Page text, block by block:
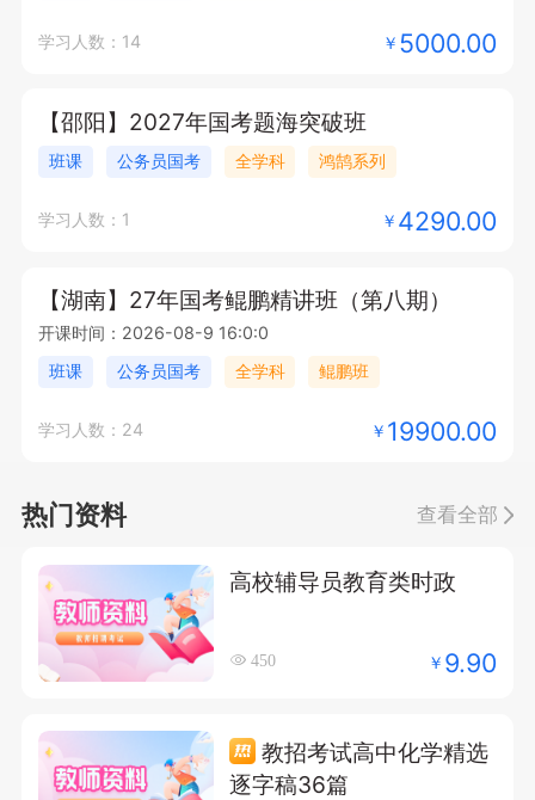
学习人数：14 ￥ 5000.00
【邵阳】2027年国考题海突破班
班课 公务员国考 全学科 鸿鹄系列
学习人数：1 ￥ 4290.00
【湖南】27年国考鲲鹏精讲班（第八期）
开课时间：2026-08-9 16:0:0
班课 公务员国考 全学科 鲲鹏班
学习人数：24 ￥ 19900.00
热门资料 查看全部
高校辅导员教育类时政
450 ￥ 9.90
教招考试高中化学精选
逐字稿36篇